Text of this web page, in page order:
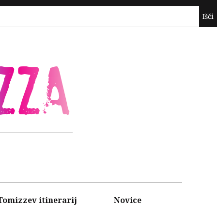
itinerarij Novice